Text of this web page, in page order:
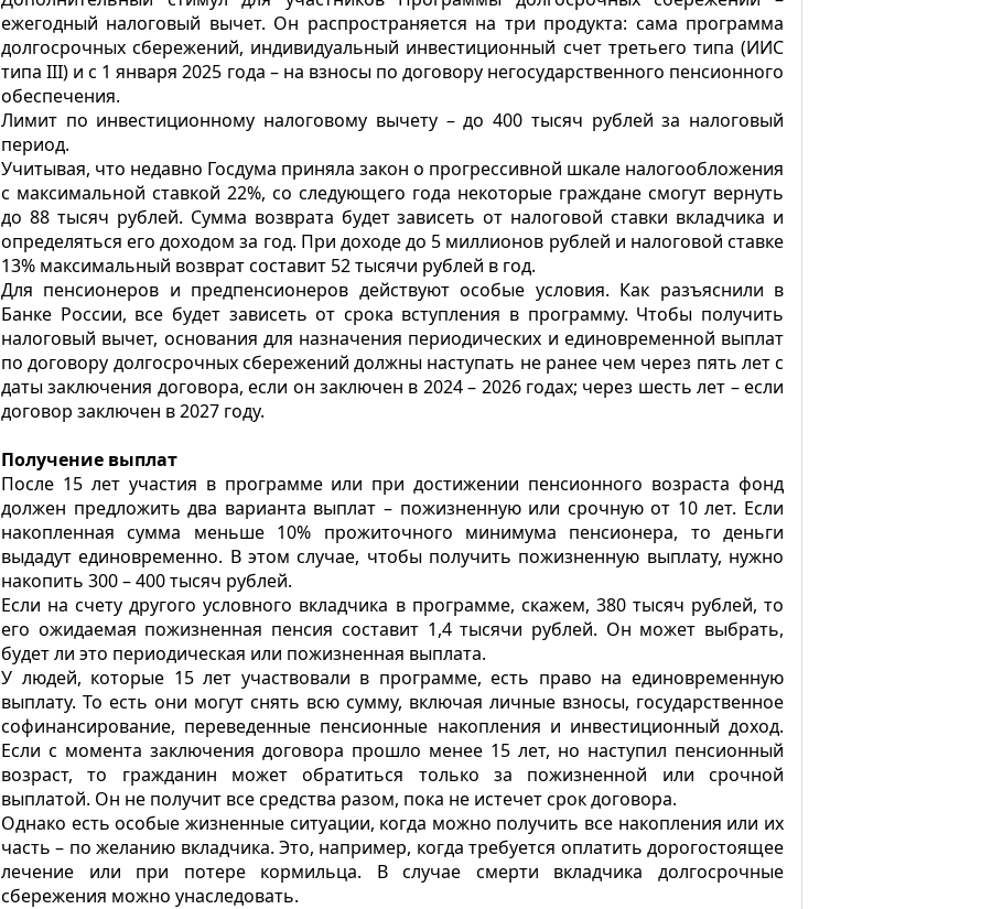
ежегодный налоговый вычет. Он распространяется на три продукта: сама программа
долгосрочных сбережений, индивидуальный инвестиционный счет третьего типа (ИИС
типа III) и с 1 января 2025 года – на взносы по договору негосударственного пенсионного
обеспечения.
Лимит по инвестиционному налоговому вычету – до 400 тысяч рублей за налоговый
период.
Учитывая, что недавно Госдума приняла закон о прогрессивной шкале налогообложения
с максимальной ставкой 22%, со следующего года некоторые граждане смогут вернуть
до 88 тысяч рублей. Сумма возврата будет зависеть от налоговой ставки вкладчика и
определяться его доходом за год. При доходе до 5 миллионов рублей и налоговой ставке
13% максимальный возврат составит 52 тысячи рублей в год.
Для пенсионеров и предпенсионеров действуют особые условия. Как разъяснили в
Банке России, все будет зависеть от срока вступления в программу. Чтобы получить
налоговый вычет, основания для назначения периодических и единовременной выплат
по договору долгосрочных сбережений должны наступать не ранее чем через пять лет с
даты заключения договора, если он заключен в 2024 – 2026 годах; через шесть лет – если
договор заключен в 2027 году.
Получение выплат
После 15 лет участия в программе или при достижении пенсионного возраста фонд
должен предложить два варианта выплат – пожизненную или срочную от 10 лет. Если
накопленная сумма меньше 10% прожиточного минимума пенсионера, то деньги
выдадут единовременно. В этом случае, чтобы получить пожизненную выплату, нужно
накопить 300 – 400 тысяч рублей.
Если на счету другого условного вкладчика в программе, скажем, 380 тысяч рублей, то
его ожидаемая пожизненная пенсия составит 1,4 тысячи рублей. Он может выбрать,
будет ли это периодическая или пожизненная выплата.
У людей, которые 15 лет участвовали в программе, есть право на единовременную
выплату. То есть они могут снять всю сумму, включая личные взносы, государственное
софинансирование, переведенные пенсионные накопления и инвестиционный доход.
Если с момента заключения договора прошло менее 15 лет, но наступил пенсионный
возраст, то гражданин может обратиться только за пожизненной или срочной
выплатой. Он не получит все средства разом, пока не истечет срок договора.
Однако есть особые жизненные ситуации, когда можно получить все накопления или их
часть – по желанию вкладчика. Это, например, когда требуется оплатить дорогостоящее
лечение или при потере кормильца. В случае смерти вкладчика долгосрочные
сбережения можно унаследовать.